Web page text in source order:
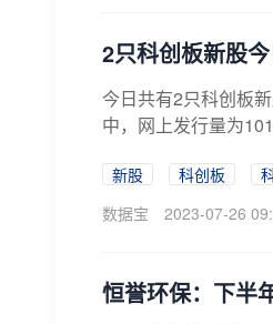
2只科创板新股
今日共有2只科创板
中，网上发行量为
新股 科创板
数据宝
2023-07-26
恒誉环保：下半